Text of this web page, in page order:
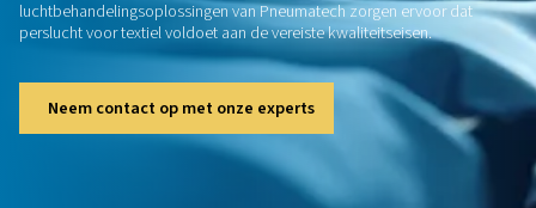
Textiel speelt een cruciale rol in ons leven, perslucht van
speelt een cruciale rol in hun productie. De
luchtbehandelingsoplossingen van Pneumatech zorgen
perslucht voor textiel voldoet aan de vereiste